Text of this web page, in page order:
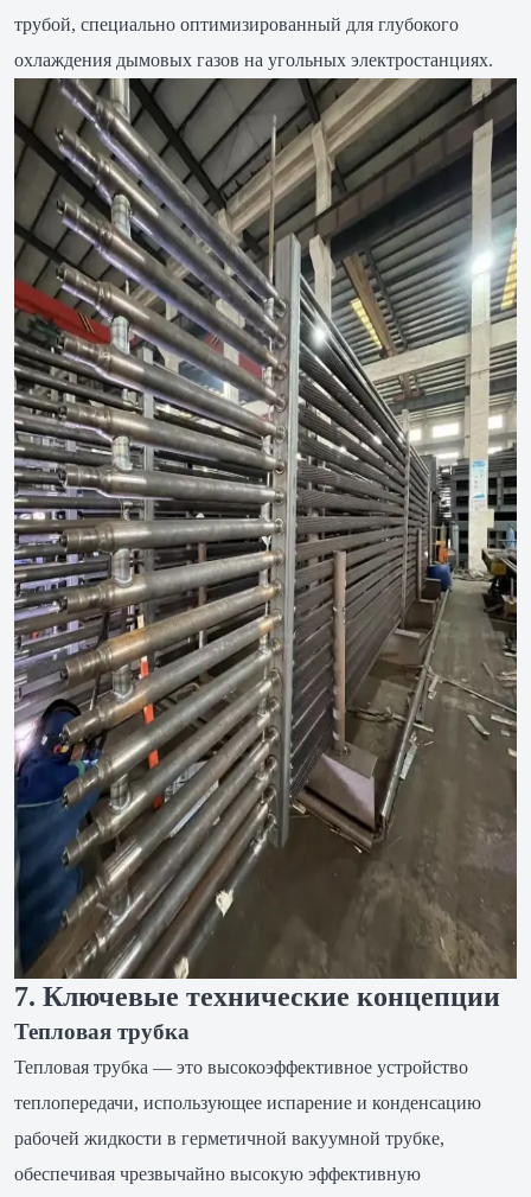
трубой, специально оптимизированный для глубокого
охлаждения дымовых газов на угольных электростанциях.
7. Ключевые технические концепции
Тепловая трубка
Тепловая трубка — это высокоэффективное устройство
теплопередачи, использующее испарение и конденсацию
рабочей жидкости в герметичной вакуумной трубке,
обеспечивая чрезвычайно высокую эффективную